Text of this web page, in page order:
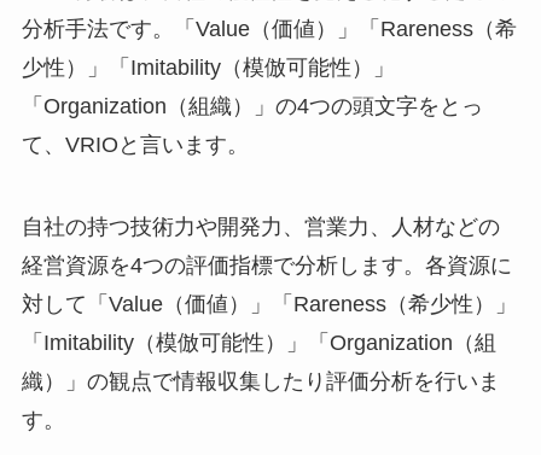
分析手法です。「Value（価値）」「Rareness（希
少性）」「Imitability（模倣可能性）」
「Organization（組織）」の4つの頭文字をとっ
て、VRIOと言います。
自社の持つ技術力や開発力、営業力、人材などの
経営資源を4つの評価指標で分析します。各資源に
対して「Value（価値）」「Rareness（希少性）」
「Imitability（模倣可能性）」「Organization（組
織）」の観点で情報収集したり評価分析を行いま
す。